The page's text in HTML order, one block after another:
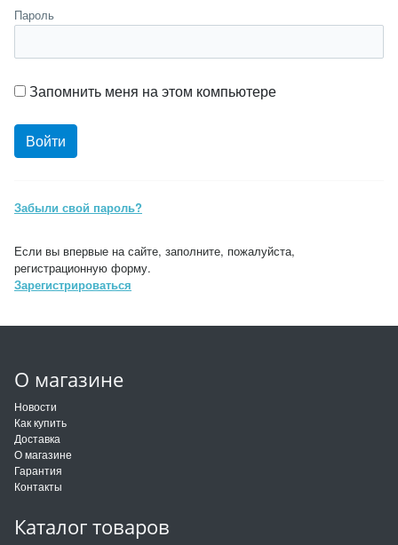
Пароль
Запомнить меня на этом компьютере
Забыли свой пароль?
Если вы впервые на сайте, заполните, пожалуйста,
регистрационную форму.
Зарегистрироваться
О магазине
Новости
Как купить
Доставка
О магазине
Гарантия
Контакты
Каталог товаров